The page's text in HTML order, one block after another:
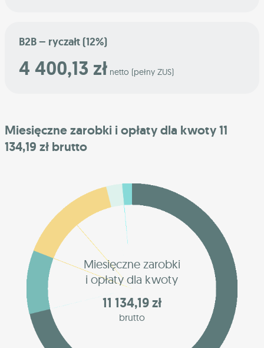
B2B – ryczałt (12%)
4 400,13 zł netto (pełny ZUS)
Miesięczne zarobki i opłaty dla kwoty 11
134,19 zł brutto
Miesięczne zarobki
i opłaty dla kwoty
11 134,19 zł
brutto